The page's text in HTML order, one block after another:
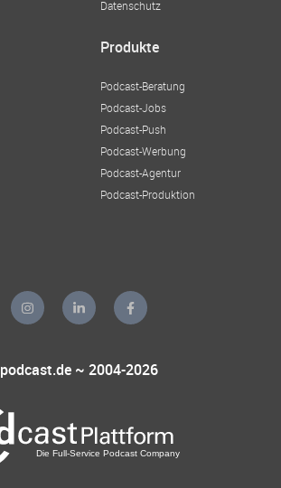
Datenschutz
Produkte
Podcast-Beratung
Podcast-Jobs
Podcast-Push
Podcast-Werbung
Podcast-Agentur
Podcast-Produktion
podcast.de ~ 2004-2026